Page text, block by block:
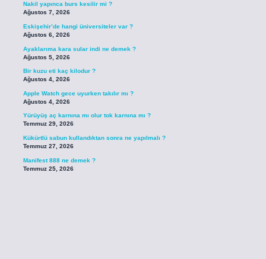
Nakil yapınca burs kesilir mi ?
Ağustos 7, 2026
Eskişehir’de hangi üniversiteler var ?
Ağustos 6, 2026
Ayaklarıma kara sular indi ne demek ?
Ağustos 5, 2026
Bir kuzu eti kaç kilodur ?
Ağustos 4, 2026
Apple Watch gece uyurken takılır mı ?
Ağustos 4, 2026
Yürüyüş aç karnına mı olur tok karnına mı ?
Temmuz 29, 2026
Kükürtlü sabun kullandıktan sonra ne yapılmalı ?
Temmuz 27, 2026
Manifest 888 ne demek ?
Temmuz 25, 2026